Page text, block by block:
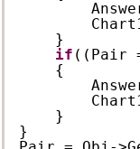
}
if ((Pair
{
}
}